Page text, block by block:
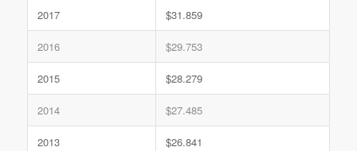
2017 $31.859
2016 $29.753
2015 $28.279
2014 $27.485
2013 $26.841